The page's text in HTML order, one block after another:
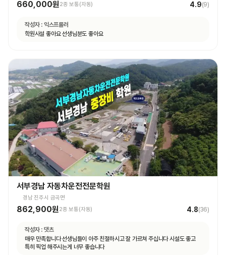
660,000원 2종 보통(자동) 4.9(9)
작성자 : 익스프롤러
학원시설 좋아요 선생님분도 좋아요
서부경남 자동차운전전문학원
경남 진주시 금곡면
862,900원2종 보통(자동) 4.8(36)
작성자 : 댓츠
매우 만족합니다 선생님들이 아주 친절하시고 잘 가르쳐 주십니다 시설도 좋고
특히 픽업 해주시는게 너무 좋습니다